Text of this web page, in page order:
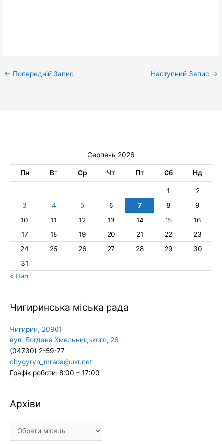
← Попередній Запис Наступний Запис →
Серпень 2026
Пн Вт Ср Чт Пт Сб Нд
1
2
3
4 5 6 7 8
9
10
11 12 13 14 15
16
17
18 19 20 21 22
23
24
25 26 27 28 29
30
31
« Лип
Чигиринська міська рада
Чигирин, 20901
вул. Богдана Хмельницького, 26
(04730) 2-59-77
chygyryn_mrada@ukr.net
Графік роботи: 8:00 – 17:00
Архіви
Архіви